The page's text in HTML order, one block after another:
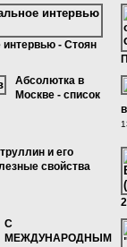
интервью - Стоян
Абсолютка в
Москве - список
и его
свойства
С
МЕЖДУНАРОДНЫМ